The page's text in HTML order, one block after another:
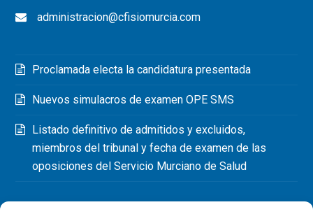
administracion@cfisiomurcia.com
Proclamada electa la candidatura presentada
Nuevos simulacros de examen OPE SMS
Listado definitivo de admitidos y excluidos,
miembros del tribunal y fecha de examen de las
oposiciones del Servicio Murciano de Salud